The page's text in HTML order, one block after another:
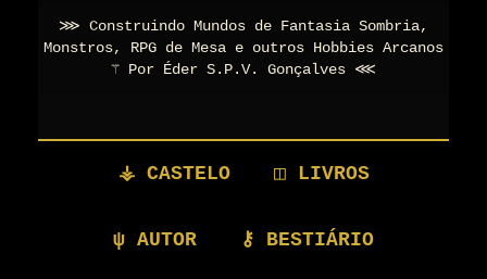
⋙ Construindo Mundos de Fantasia Sombria,
Monstros, RPG de Mesa e outros Hobbies Arcanos
⚚ Por Éder S.P.V. Gonçalves ⋘
⚶ CASTELO ◫ LIVROS
ψ AUTOR ⚷ BESTIÁRIO